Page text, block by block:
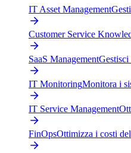
IT Asset Management
Customer Service
SaaS ManagementGestisci
IT MonitoringMonitora i
IT Service Management
FinOpsOttimizza i costi